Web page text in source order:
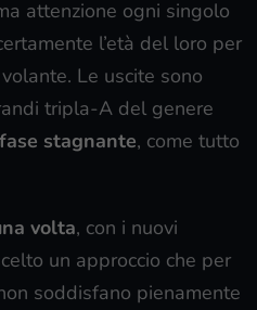
attenzione ogni singolo
l’età del loro per
Le uscite sono
tripla-A del genere
stagnante, come tutto
volta, con i nuovi
un approccio che per
soddisfano pienamente